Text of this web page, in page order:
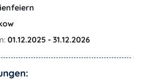
01.12.2025 - 31.12.2026